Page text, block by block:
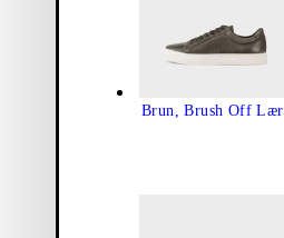
Brun, Brush Off Lær